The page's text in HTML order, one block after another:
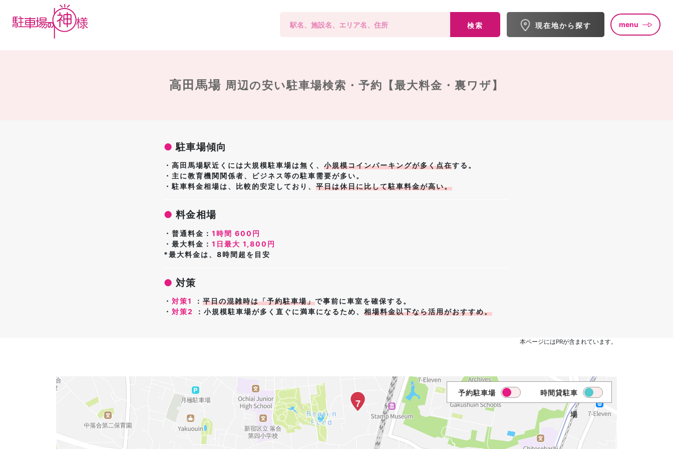
検索 現在地から探す menu
高田馬場 周辺の安い駐車場検索・予約【最大料金・裏ワザ】
● 駐車場傾向
・高田馬場駅近くには大規模駐車場は無く、 小規模コインパーキングが多く点在する。
・主に教育機関関係者、ビジネス等の駐車需要が多い。
・駐車料金相場は、比較的安定しており、 平日は休日に比して駐車料金が高い。
● 料金相場
・普通料金： 1時間 600円
・最大料金： 1日最大 1,800円
*最大料金は、8時間超を目安
● 対策
・ 対策1 ： 平日の混雑時は「予約駐車場」で事前に車室を確保する。
・ 対策2 ：小規模駐車場が多く直ぐに満車になるため、 相場料金以下なら活用がおすすめ。
本ページにはPRが含まれています。
33
7
予約駐車場 時間貸駐車
場